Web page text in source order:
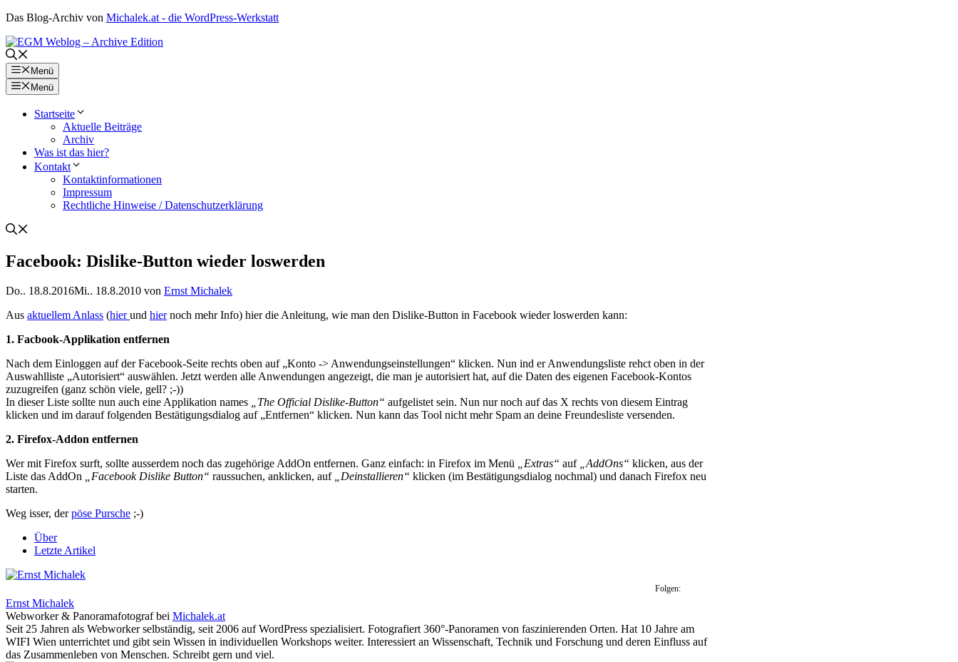
Zum
springen
Das Blog-Archiv von Michalek.at - die WordPress-Werkstatt
Menü
Menü
Startseite
Aktuelle Beiträge
Archiv
Was ist das hier?
Kontakt
Kontaktinformationen
Impressum
Rechtliche Hinweise / Datenschutzerklärung
Facebook: Dislike-Button wieder loswerden
Do.. 18.8.2016Mi.. 18.8.2010 von Ernst Michalek
Aus aktuellem Anlass (hierund hiernoch mehr Info) hier die Anleitung, wie man den Dislike-Button in Facebook wieder loswerden kann:
1. Facbook-Applikation entfernen
Nach dem Einloggen auf der Facebook-Seite rechts oben auf „Konto -> Anwendungseinstellungen“ klicken. Nun ind er Anwendungsliste rehct oben in der
Auswahlliste „Autorisiert“ auswählen. Jetzt werden alle Anwendungen angezeigt, die man je autorisiert hat, auf die Daten des eigenen Facebook-Kontos
zuzugreifen (ganz schön viele, gell? ;-))
In dieser Liste sollte nun auch eine Applikation names „The Official Dislike-Button“ aufgelistet sein. Nun nur noch auf das X rechts von diesem Eintrag
klicken und im darauf folgenden Bestätigungsdialog auf „Entfernen“ klicken. Nun kann das Tool nicht mehr Spam an deine Freundesliste versenden.
2. Firefox-Addon entfernen
Wer mit Firefox surft, sollte ausserdem noch das zugehörige AddOn entfernen. Ganz einfach: in Firefox im Menü „Extras“ auf „AddOns“ klicken, aus der
Liste das AddOn „Facebook Dislike Button“ raussuchen, anklicken, auf „Deinstallieren“ klicken (im Bestätigungsdialog nochmal) und danach Firefox neu
starten.
Weg isser, derpöse Pursche ;-)
Über
Letzte Artikel
Folgen:
Ernst Michalek
Webworker & Panoramafotografbei Michalek.at
Seit 25 Jahren als Webworker selbständig, seit 2006 auf WordPress spezialisiert. Fotografiert 360°-Panoramen von faszinierenden Orten. Hat 10 Jahre am
WIFI Wien unterrichtet und gibt sein Wissen in individuellen Workshops weiter. Interessiert an Wissenschaft, Technik und Forschung und deren Einfluss auf
das Zusammenleben von Menschen. Schreibt gern und viel.